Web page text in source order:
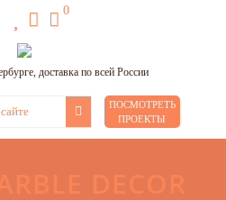
0
доставка по всей России
ПОСМОТРЕТЬ
ПРОЕКТЫ